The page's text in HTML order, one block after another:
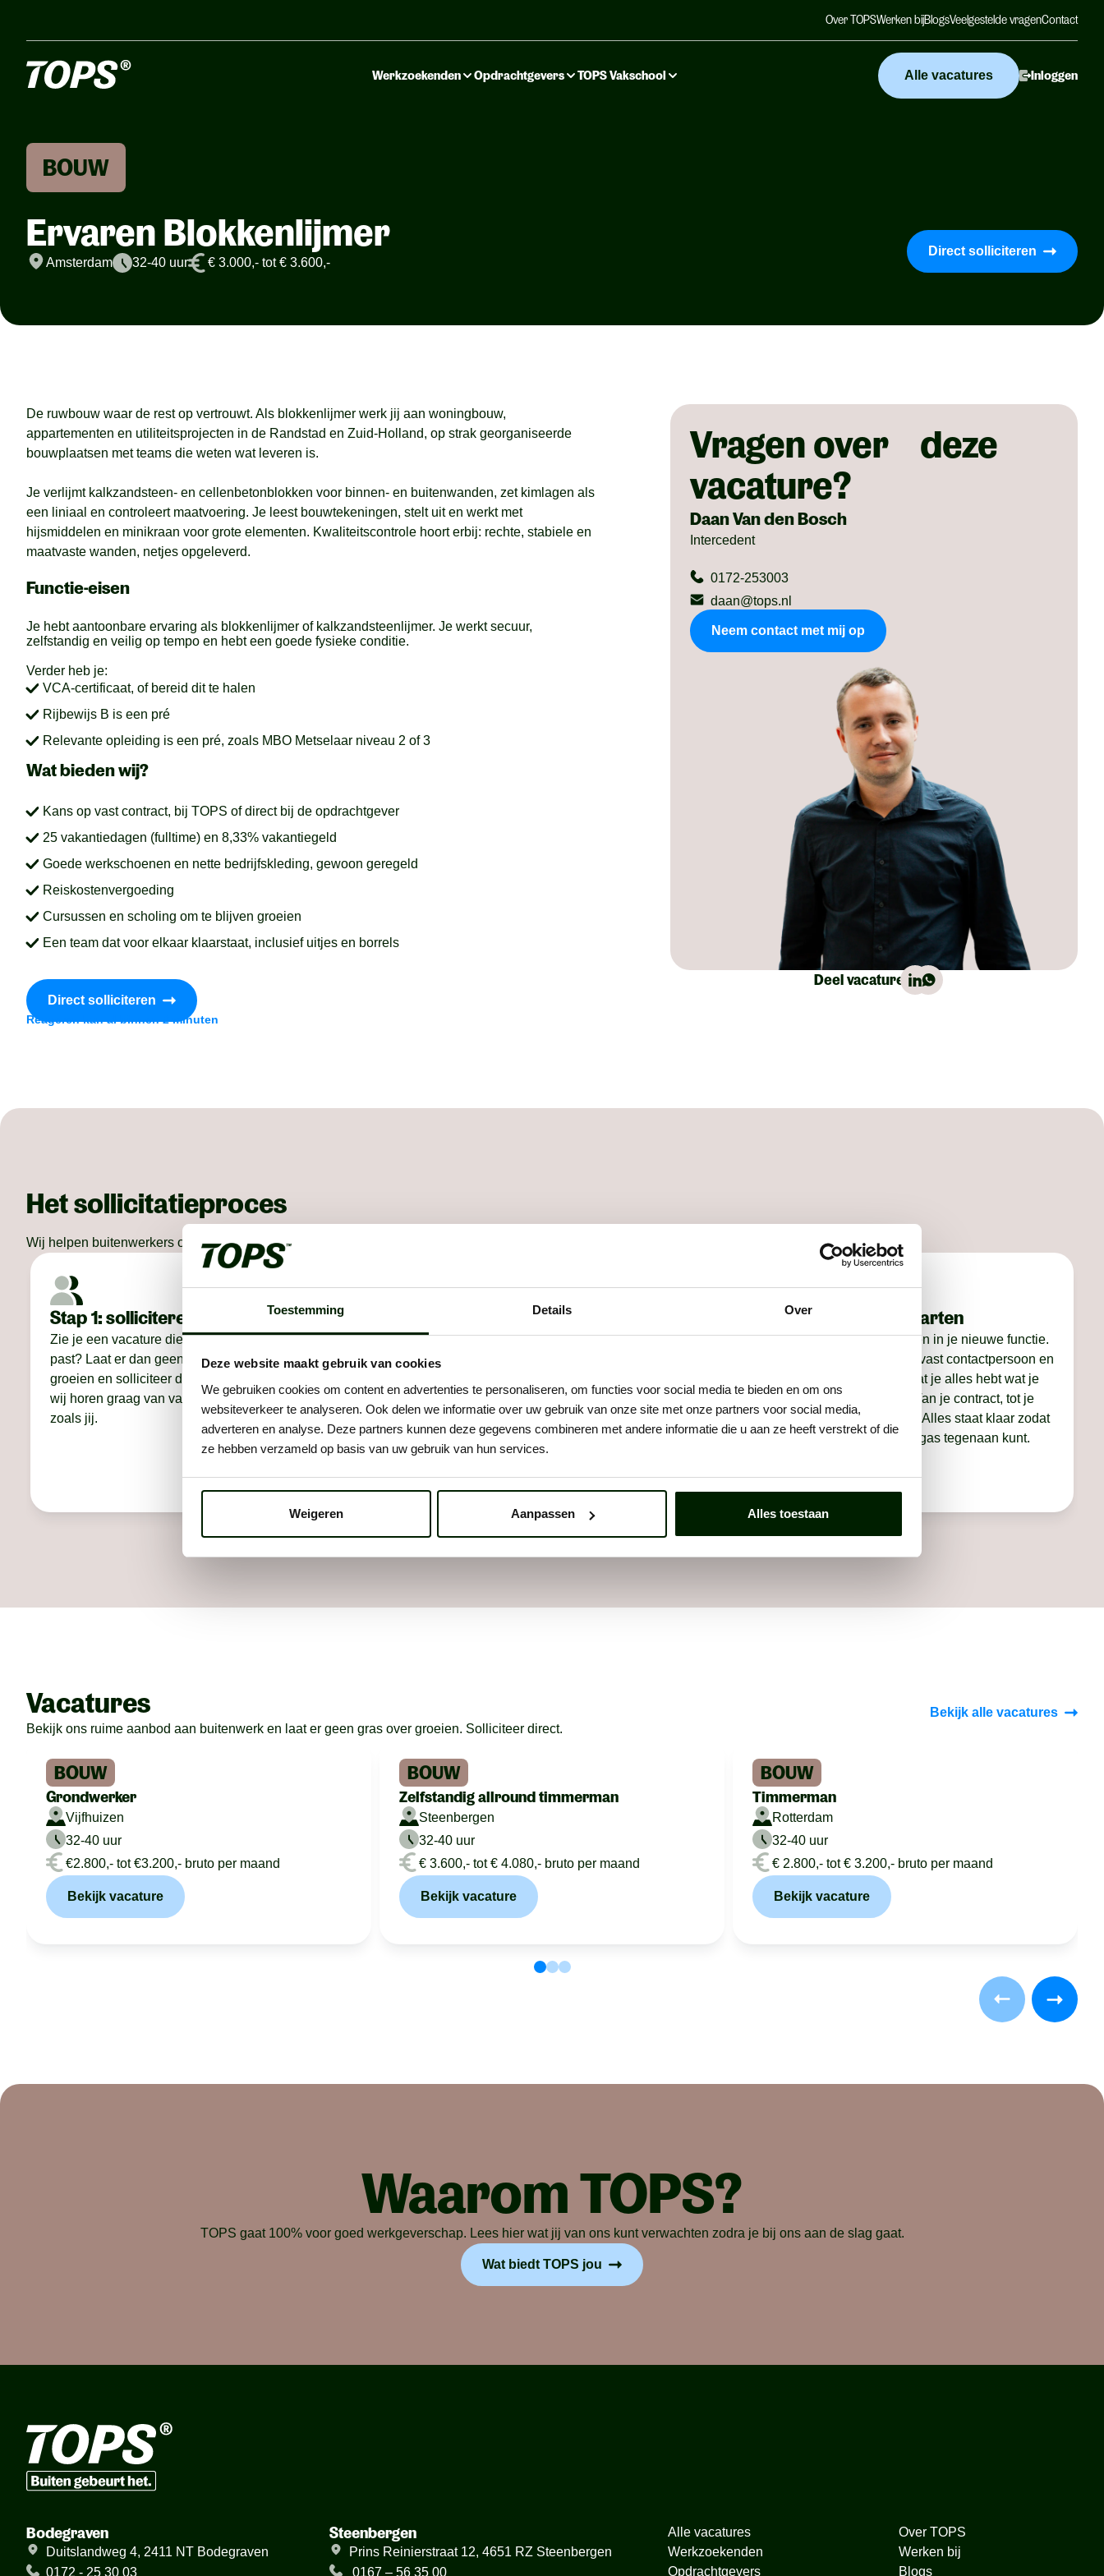
Toestemming Details Over
Deze website maakt gebruik van cookies
We gebruiken cookies om content en advertenties te personaliseren, om functies voor social media te bieden en om ons
websiteverkeer te analyseren. Ook delen we informatie over uw gebruik van onze site met onze partners voor social media,
adverteren en analyse. Deze partners kunnen deze gegevens combineren met andere informatie die u aan ze heeft verstrekt of die
ze hebben verzameld op basis van uw gebruik van hun services.
Weigeren Aanpassen Alles toestaan
Over TOPSWerken bijBlogsVeelgestelde vragenContact
Werkzoekenden Opdrachtgevers TOPS Vakschool Alle vacatures Inloggen
BOUW
Ervaren Blokkenlijmer
Amsterdam 32-40 uur € 3.000,- tot € 3.600,-
Direct solliciteren
De ruwbouw waar de rest op vertrouwt. Als blokkenlijmer werk jij aan woningbouw,
appartementen en utiliteitsprojecten in de Randstad en Zuid-Holland, op strak georganiseerde
bouwplaatsen met teams die weten wat leveren is.
Je verlijmt kalkzandsteen- en cellenbetonblokken voor binnen- en buitenwanden, zet kimlagen als
een liniaal en controleert maatvoering. Je leest bouwtekeningen, stelt uit en werkt met
hijsmiddelen en minikraan voor grote elementen. Kwaliteitscontrole hoort erbij: rechte, stabiele en
maatvaste wanden, netjes opgeleverd.
Functie-eisen
Je hebt aantoonbare ervaring als blokkenlijmer of kalkzandsteenlijmer. Je werkt secuur,
zelfstandig en veilig op tempo en hebt een goede fysieke conditie.
Verder heb je:
VCA-certificaat, of bereid dit te halen
Rijbewijs B is een pré
Relevante opleiding is een pré, zoals MBO Metselaar niveau 2 of 3
Wat bieden wij?
Kans op vast contract, bij TOPS of direct bij de opdrachtgever
25 vakantiedagen (fulltime) en 8,33% vakantiegeld
Goede werkschoenen en nette bedrijfskleding, gewoon geregeld
Reiskostenvergoeding
Cursussen en scholing om te blijven groeien
Een team dat voor elkaar klaarstaat, inclusief uitjes en borrels
Direct solliciteren
Reageren kan al binnen 2 minuten
Vragen over deze
vacature?
Daan Van den Bosch
Intercedent
0172-253003
daan@tops.nl
Neem contact met mij op
Deel vacature:
Het sollicitatieproces
Wij helpen buitenwerkers om de beste in hun vakgebied te worden. Dat werkt als volgt:
Stap 1: solliciteren
Zie je een vacature die perfect bij je
past? Laat er dan geen gras over
groeien en solliciteer direct. Want
wij horen graag van vakidioten
zoals jij.
Stap 2: telefonisch
contact
We bellen je op. Als het klikt,
maken we persoonlijk kennis. We
bespreken het werk, wie je bent en
wáár je graag wilt werken.Des te
eerlijker je bent, des te makkelijker
voor je te vinden.
Na het gesprek gaat het snel. We
meedenken over de juiste
plaatsing. Daarna stellen we je voor
aan een opdrachtgever!
Stap 4: starten
Jij gaat starten in je nieuwe functie.
Je krijgt een vast contactpersoon en
we zorgen dat je alles hebt wat je
nodig hebt. Van je contract, tot je
werkkleding. Alles staat klaar zodat
je er met vol gas tegenaan kunt.
Vacatures
Bekijk ons ruime aanbod aan buitenwerk en laat er geen gras over groeien. Solliciteer direct.
Bekijk alle vacatures
BOUW
Grondwerker
Vijfhuizen
32-40 uur
€2.800,- tot €3.200,- bruto per maand
Bekijk vacature
BOUW
Zelfstandig allround timmerman
Steenbergen
32-40 uur
€ 3.600,- tot € 4.080,- bruto per maand
Bekijk vacature
BOUW
Timmerman
Rotterdam
32-40 uur
€ 2.800,- tot € 3.200,- bruto per maand
Bekijk vacature
Waarom TOPS?
TOPS gaat 100% voor goed werkgeverschap. Lees hier wat jij van ons kunt verwachten zodra je bij ons aan de slag gaat.
Wat biedt TOPS jou
Bodegraven
Duitslandweg 4, 2411 NT Bodegraven
0172 - 25 30 03
Steenbergen
Prins Reinierstraat 12, 4651 RZ Steenbergen
0167 – 56 35 00
Alle vacatures
Werkzoekenden
Opdrachtgevers
Over TOPS
Werken bij
Blogs